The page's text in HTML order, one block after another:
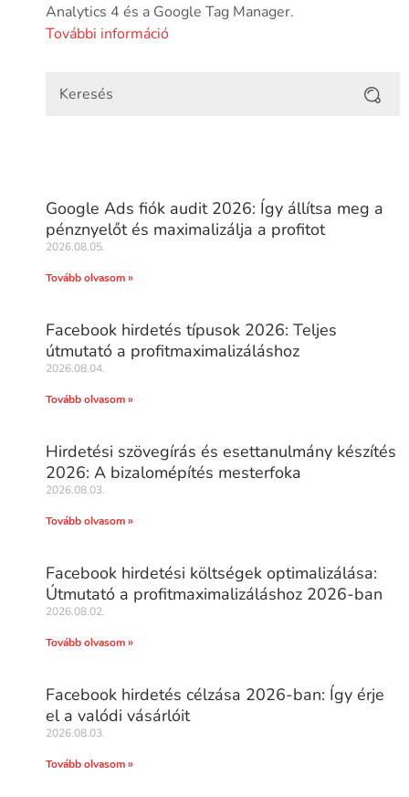
Analytics 4 és a Google Tag Manager.
További információ
Google Ads fiók audit 2026: Így állítsa meg a
pénznyelőt és maximalizálja a profitot
2026.08.05.
Tovább olvasom »
Facebook hirdetés típusok 2026: Teljes
útmutató a profitmaximalizáláshoz
2026.08.04.
Tovább olvasom »
Hirdetési szövegírás és esettanulmány készítés
2026: A bizalomépítés mesterfoka
2026.08.03.
Tovább olvasom »
Facebook hirdetési költségek optimalizálása:
Útmutató a profitmaximalizáláshoz 2026-ban
2026.08.02.
Tovább olvasom »
Facebook hirdetés célzása 2026-ban: Így érje
el a valódi vásárlóit
2026.08.03.
Tovább olvasom »